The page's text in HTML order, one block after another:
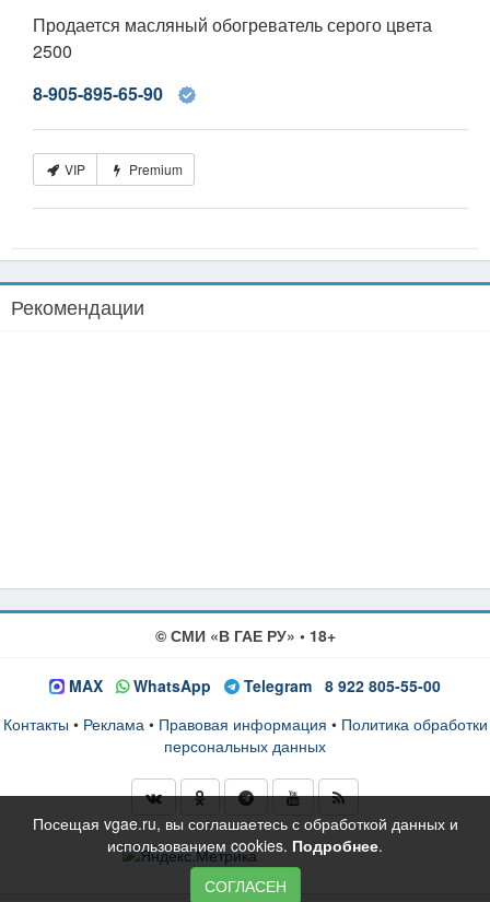
Продается масляный обогреватель серого цвета
2500
8-905-895-65-90
VIP Premium
Рекомендации
© СМИ «В ГАЕ РУ» • 18+
MAX WhatsApp Telegram 8 922 805-55-00
Контакты • Реклама• Правовая информация • Политика обработки
персональных данных
Посещая vgae.ru, вы соглашаетесь с обработкой данных и
использованием cookies. Подробнее.
СОГЛАСЕН